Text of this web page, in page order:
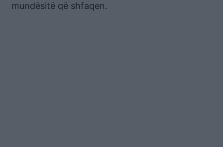
mundësitë që shfaqen.